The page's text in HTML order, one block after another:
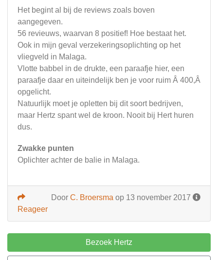
Het begint al bij de reviews zoals boven
aangegeven.
56 revieuws, waarvan 8 positief! Hoe bestaat het.
Ook in mijn geval verzekeringsoplichting op het
vliegveld in Malaga.
Vlotte babbel in de drukte, een paraafje hier, een
paraafje daar en uiteindelijk ben je voor ruim Â 400,Â
opgelicht.
Natuurlijk moet je opletten bij dit soort bedrijven,
maar Hertz spant wel de kroon. Nooit bij Hert huren
dus.
Zwakke punten
Oplichter achter de balie in Malaga.
Door C. Broersma op 13 november 2017
Reageer
Bezoek Hertz